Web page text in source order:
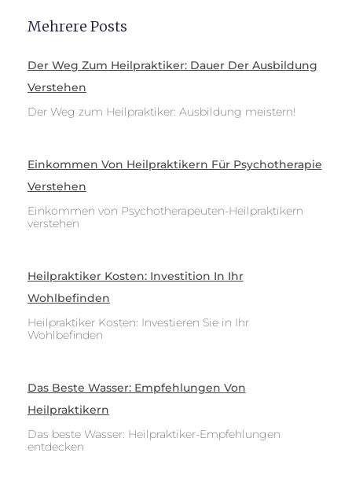
Mehrere Posts
Der Weg Zum Heilpraktiker: Dauer Der Ausbildung
Verstehen
Der Weg zum Heilpraktiker: Ausbildung meistern!
Einkommen Von Heilpraktikern Für Psychotherapie
Verstehen
Einkommen von Psychotherapeuten-Heilpraktikern
verstehen
Heilpraktiker Kosten: Investition In Ihr
Wohlbefinden
Heilpraktiker Kosten: Investieren Sie in Ihr
Wohlbefinden
Das Beste Wasser: Empfehlungen Von
Heilpraktikern
Das beste Wasser: Heilpraktiker-Empfehlungen
entdecken